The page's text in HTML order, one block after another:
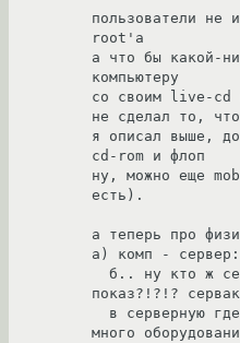
пользователи не
root'а
а что бы какой-
компьютеру
со своим live-cd
не сделал то, что
я описал выше,
cd-rom и флоп
ну, можно еще
есть).
а теперь про
а) комп - сервер:
показ?!?!?
много